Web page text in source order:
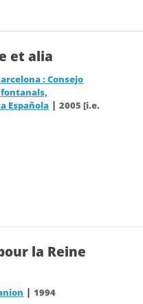
et alia
: Consejo
Española |2005 [i.e.
la Reine
|1994